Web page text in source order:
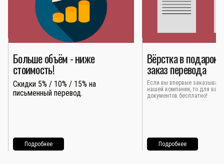
Больше объём - ниже
стоимость!
Скидки 5% / 10% / 15% на
письменный перевод.
Подробнее
Вёрстка в подарок
заказ перевода
Если вы впервые
нашей компании, то для вас
документов бесплатно!
Подробнее